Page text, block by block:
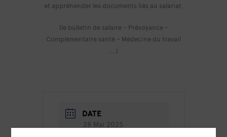
et appréhender les documents liés au salariat.
(le bulletin de salaire – Prévoyance –
Complémentaire santé – Médecine du travail
….)
DATE
28 Mai 2025